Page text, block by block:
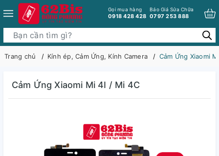
Gọi mua hàng
0918 428 428
Báo Giá Sửa Chữa
0797 253 888
Trang chủ Kính ép, Cảm Ứng, Kính Camera Cảm Ứng Xiaomi
Cảm Ứng Xiaomi Mi 4I / Mi 4C